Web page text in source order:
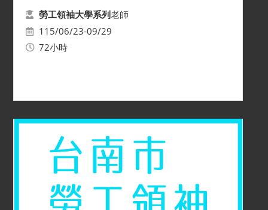
勞工領袖大學系列老師
115/06/23-09/29
72小時